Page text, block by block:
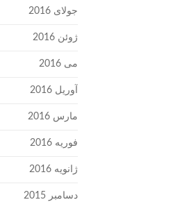
جولای 2016
ژوئن 2016
می 2016
آوریل 2016
مارس 2016
فوریه 2016
ژانویه 2016
دسامبر 2015